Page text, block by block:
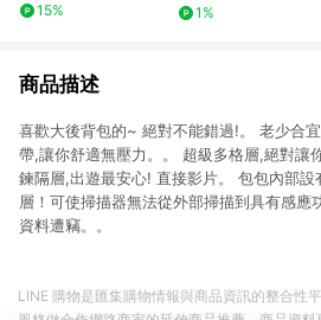
15%
1%
商品描述
喜歡大後背包的~ 絕對不能錯過!。 老少合
帶,讓你舒適無壓力。。 超級多格層,絕對讓
鍊隔層,出遊最安心! 直接影片。 包包內部設
層！可使掃描器無法從外部掃描到具有感應
資料遭竊。。
LINE 購物是匯集購物情報與商品資訊的整合性